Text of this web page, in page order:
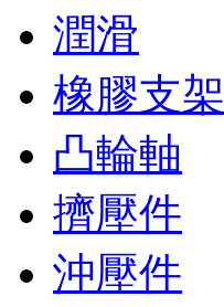
潤滑
橡膠支架
凸輪軸
擠壓件
沖壓件